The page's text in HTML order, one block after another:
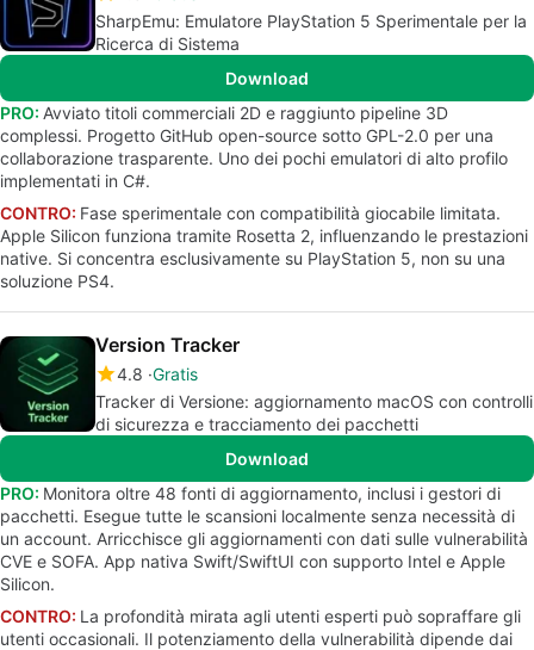
SharpEmu: Emulatore PlayStation 5 Sperimentale per la
Ricerca di Sistema
Download
PRO: Avviato titoli commerciali 2D e raggiunto pipeline 3D
complessi. Progetto GitHub open-source sotto GPL-2.0 per una
collaborazione trasparente. Uno dei pochi emulatori di alto profilo
implementati in C#.
CONTRO: Fase sperimentale con compatibilità giocabile limitata.
Apple Silicon funziona tramite Rosetta 2, influenzando le prestazioni
native. Si concentra esclusivamente su PlayStation 5, non su una
soluzione PS4.
Version Tracker
4.8 Gratis
Tracker di Versione: aggiornamento macOS con controlli
di sicurezza e tracciamento dei pacchetti
Download
PRO: Monitora oltre 48 fonti di aggiornamento, inclusi i gestori di
pacchetti. Esegue tutte le scansioni localmente senza necessità di
un account. Arricchisce gli aggiornamenti con dati sulle vulnerabilità
CVE e SOFA. App nativa Swift/SwiftUI con supporto Intel e Apple
Silicon.
CONTRO: La profondità mirata agli utenti esperti può sopraffare gli
utenti occasionali. Il potenziamento della vulnerabilità dipende dai